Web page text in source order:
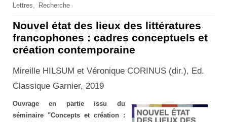
Accueil FR
Productions
scientifiques
Publications
Lettres Recherche
Nouvel état des lieux des littératures
francophones : cadres conceptuels et
création contemporaine
Mireille HILSUM et Véronique CORINUS (dir.), Ed.
Classique Garnier, 2019
Ouvrage en partie issu du
séminaire "Concepts et création :